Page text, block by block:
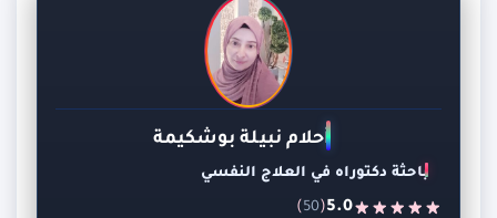
أحلام نبيلة بوشكيمة
باحثة دكتوراه في العلاج النفسي
5.0
(
50
)